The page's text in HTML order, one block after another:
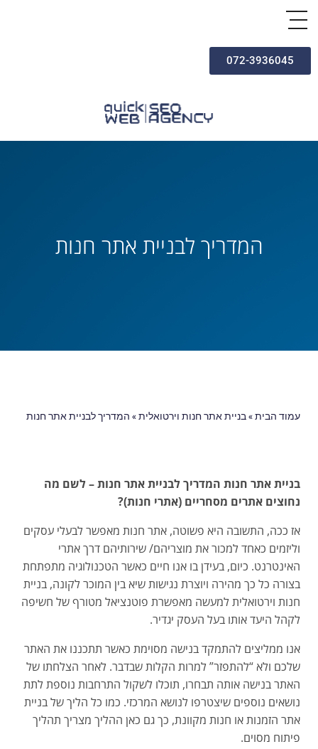
072-3936045
המדריך לבניית אתר חנות
עמוד הבית»בניית אתר חנות וירטואלית» המדריך לבניית אתר חנות
בניית אתר חנות המדריך לבניית אתר חנות – לשם מה
נחוצים אתרים מסחריים (אתרי חנות)?
אז ככה, התשובה היא פשוטה, אתר חנות מאפשר לבעלי עסקים
וליזמים כאחד למכור את מוצריהם/ שירותיהם דרך אתרי
האינטרנט. כיום, בעידן בו אנו חיים כאשר הטכנולוגיה מתפתחת
בצורה כל כך מהירה ויוצרת נגישות שיא בין המוכר לקונה, בניית
חנות וירטואלית למעשה מאפשרת פוטנציאל מטורף של חשיפה
לקהל היעד אותו בעל העסק יגדיר.
אנו ממליצים להתמקד בנישה מסוימת כאשר תתכננו את האתר
שלכם ולא “להתפזר” למרות הקלות שבדבר. לאחר הצלחתו של
האתר בנישה אותה תבחרו, תוכלו לשקול התרחבות נוספת לתת
נושאים נוספים שיצטרפו לנושא המרכזי. כמו כל הליך של בניית
אתר הזמנות או חנות מקוונת, כך גם כאן ההליך מצריך תהליך
פיתוח מסוים.